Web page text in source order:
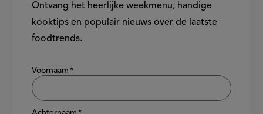
Ontvang het heerlijke weekmenu, handige
kooktips en populair nieuws over de laatste
foodtrends.
Show/hide
Voornaam